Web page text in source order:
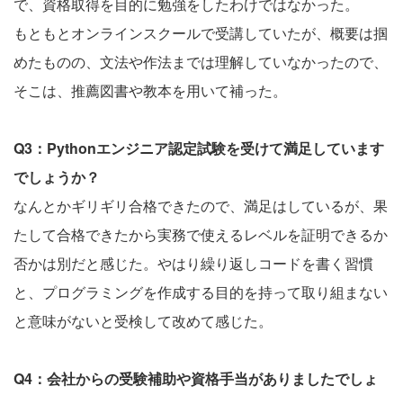
もともとオンラインスクールで受講していたが、概要は掴
めたものの、文法や作法までは理解していなかったので、
そこは、推薦図書や教本を用いて補った。
Q3：Pythonエンジニア認定試験を受けて満足しています
でしょうか？
なんとかギリギリ合格できたので、満足はしているが、果
たして合格できたから実務で使えるレベルを証明できるか
否かは別だと感じた。やはり繰り返しコードを書く習慣
と、プログラミングを作成する目的を持って取り組まない
と意味がないと受検して改めて感じた。
Q4：会社からの受験補助や資格手当がありましたでしょ